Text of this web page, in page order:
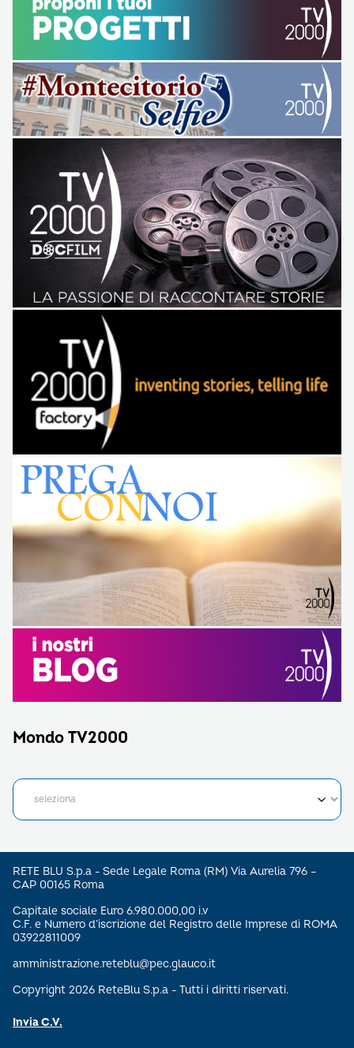
Mondo TV2000
RETE BLU S.p.a - Sede Legale Roma (RM) Via Aurelia 796 –
CAP 00165 Roma
Capitale sociale Euro 6.980.000,00 i.v
C.F. e Numero d’iscrizione del Registro delle Imprese di ROMA
03922811009
amministrazione.reteblu@pec.glauco.it
Copyright 2026 ReteBlu S.p.a - Tutti i diritti riservati.
Invia C.V.